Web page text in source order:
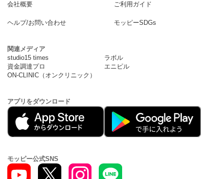
会社概要 ご利用ガイド
ヘルプ/お問い合わせ モッピーSDGs
関連メディア
studio15 times
ラボル
資金調達プロ
エニピル
ON-CLINIC（オンクリニック）
アプリをダウンロード
モッピー公式SNS